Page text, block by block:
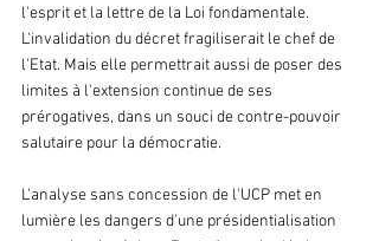
l'esprit et la lettre de la Loi fondamentale.
L'invalidation du décret fragiliserait le chef de
l'Etat. Mais elle permettrait aussi de poser des
limites à l'extension continue de ses
prérogatives, dans un souci de contre-pouvoir
salutaire pour la démocratie.
L'analyse sans concession de l'UCP met en
lumière les dangers d'une présidentialisation